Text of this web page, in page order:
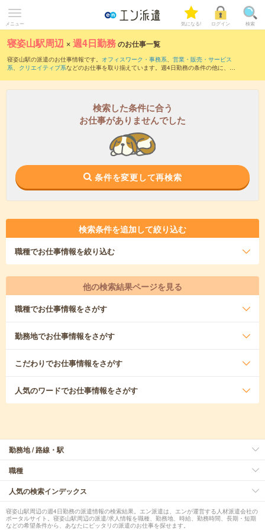
メニュー 気になる! ログイン 検索
寝姿山駅周辺 ×週4日勤務のお仕事一覧
寝姿山駅の派遣のお仕事情報です。 オフィスワーク・事務系、 営業・販売・サービス
系、 クリエイティブ系などのお仕事を取り揃えています。週4日勤務の条件の他に、 交
検索した条件に合う
お仕事がありませんでした
条件を変更して再検索
検索条件を追加して絞り込む
職種でお仕事情報を絞り込む
他の検索結果ページを見る
職種でお仕事情報をさがす
勤務地でお仕事情報をさがす
こだわりでお仕事情報をさがす
人気のワードでお仕事情報をさがす
勤務地 / 路線・駅
職種
人気の検索インデックス
寝姿山駅周辺の週4日勤務の派遣情報の検索結果。エン派遣は、エンが運営する人材派遣会社の
ポータルサイト。寝姿山駅周辺の派遣/求人情報を職種、勤務地、時給、勤務時間、長期・短期
などの希望条件から、あなたにピッタリの派遣のお仕事を探せます。